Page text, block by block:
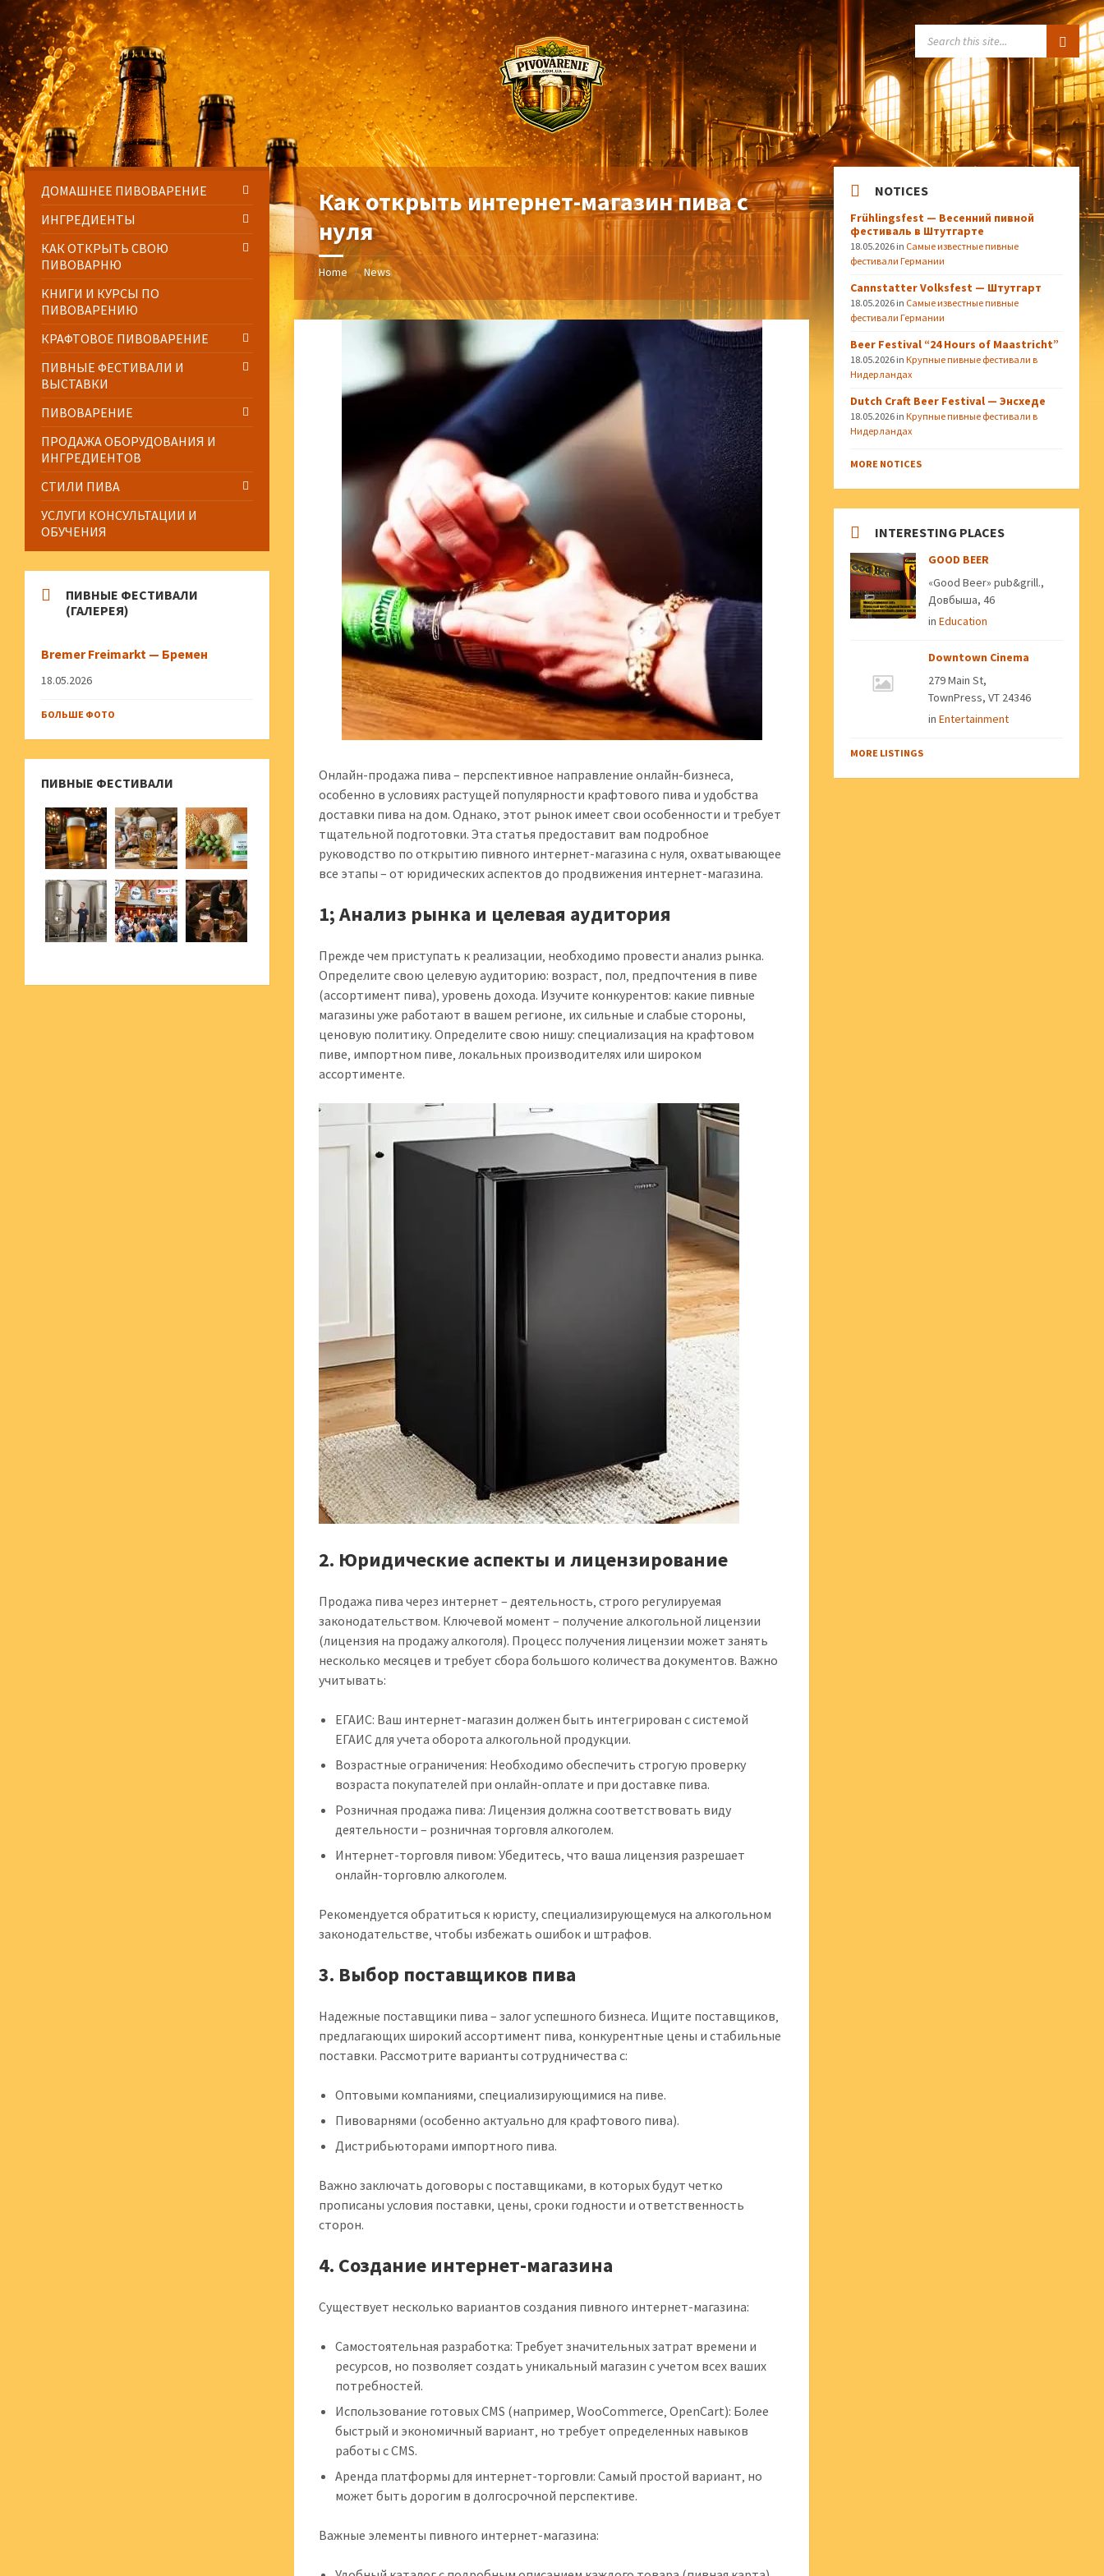
to
content
to
left
sidebar
to
right
sidebar
to
footer
Как открыть интернет-магазин пива с
нуля
Home / News
Онлайн-продажа пива – перспективное направление онлайн-бизнеса‚
особенно в условиях растущей популярности крафтового пива и удобства
доставки пива на дом. Однако‚ этот рынок имеет свои особенности и требует
тщательной подготовки. Эта статья предоставит вам подробное
руководство по открытию пивного интернет-магазина с нуля‚ охватывающее
все этапы – от юридических аспектов до продвижения интернет-магазина.
1; Анализ рынка и целевая аудитория
Прежде чем приступать к реализации‚ необходимо провести анализ рынка.
Определите свою целевую аудиторию: возраст‚ пол‚ предпочтения в пиве
(ассортимент пива)‚ уровень дохода. Изучите конкурентов: какие пивные
магазины уже работают в вашем регионе‚ их сильные и слабые стороны‚
ценовую политику. Определите свою нишу: специализация на крафтовом
пиве‚ импортном пиве‚ локальных производителях или широком
ассортименте.
2. Юридические аспекты и лицензирование
Продажа пива через интернет – деятельность‚ строго регулируемая
законодательством. Ключевой момент – получение алкогольной лицензии
(лицензия на продажу алкоголя). Процесс получения лицензии может занять
несколько месяцев и требует сбора большого количества документов. Важно
учитывать:
ЕГАИС: Ваш интернет-магазин должен быть интегрирован с системой
ЕГАИС для учета оборота алкогольной продукции.
Возрастные ограничения: Необходимо обеспечить строгую проверку
возраста покупателей при онлайн-оплате и при доставке пива.
Розничная продажа пива: Лицензия должна соответствовать виду
деятельности – розничная торговля алкоголем.
Интернет-торговля пивом: Убедитесь‚ что ваша лицензия разрешает
онлайн-торговлю алкоголем.
Рекомендуется обратиться к юристу‚ специализирующемуся на алкогольном
законодательстве‚ чтобы избежать ошибок и штрафов.
3. Выбор поставщиков пива
Надежные поставщики пива – залог успешного бизнеса. Ищите поставщиков‚
предлагающих широкий ассортимент пива‚ конкурентные цены и стабильные
поставки. Рассмотрите варианты сотрудничества с:
Оптовыми компаниями‚ специализирующимися на пиве.
Пивоварнями (особенно актуально для крафтового пива).
Дистрибьюторами импортного пива.
Важно заключать договоры с поставщиками‚ в которых будут четко
прописаны условия поставки‚ цены‚ сроки годности и ответственность
сторон.
4. Создание интернет-магазина
Существует несколько вариантов создания пивного интернет-магазина:
Самостоятельная разработка: Требует значительных затрат времени и
ресурсов‚ но позволяет создать уникальный магазин с учетом всех ваших
потребностей.
Использование готовых CMS (например‚ WooCommerce‚ OpenCart): Более
быстрый и экономичный вариант‚ но требует определенных навыков
работы с CMS.
Аренда платформы для интернет-торговли: Самый простой вариант‚ но
может быть дорогим в долгосрочной перспективе.
Важные элементы пивного интернет-магазина:
ДОМАШНЕЕ ПИВОВАРЕНИЕ
ИНГРЕДИЕНТЫ
КАК ОТКРЫТЬ СВОЮ
ПИВОВАРНЮ
КНИГИ И КУРСЫ ПО
ПИВОВАРЕНИЮ
КРАФТОВОЕ ПИВОВАРЕНИЕ
ПИВНЫЕ ФЕСТИВАЛИ И
ВЫСТАВКИ
ПИВОВАРЕНИЕ
ПРОДАЖА ОБОРУДОВАНИЯ И
ИНГРЕДИЕНТОВ
СТИЛИ ПИВА
УСЛУГИ КОНСУЛЬТАЦИИ И
ОБУЧЕНИЯ
ПИВНЫЕ ФЕСТИВАЛИ
(ГАЛЕРЕЯ)
Bremer Freimarkt — Бремен
18.05.2026
БОЛЬШЕ ФОТО
ПИВНЫЕ ФЕСТИВАЛИ
NOTICES
Frühlingsfest — Весенний пивной
фестиваль в Штутгарте
18.05.2026 in Самые известные пивные
фестивали Германии
Cannstatter Volksfest — Штутгарт
18.05.2026 in Самые известные пивные
фестивали Германии
Beer Festival “24 Hours of Maastricht”
18.05.2026 inКрупные пивные фестивали в
Нидерландах
Dutch Craft Beer Festival — Энсхеде
18.05.2026 inКрупные пивные фестивали в
Нидерландах
MORE NOTICES
INTERESTING PLACES
GOOD BEER
«Good Beer» pub&grill.,
Довбыша, 46
inEducation
Downtown Cinema
279 Main St,
TownPress, VT 24346
inEntertainment
MORE LISTINGS